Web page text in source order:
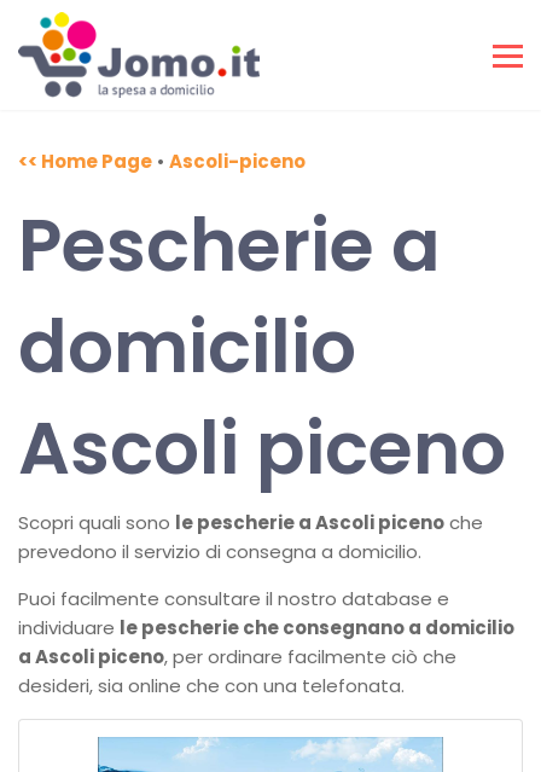
<< Home Page • Ascoli-piceno
Pescherie a
domicilio
Ascoli piceno
Scopri quali sono le pescherie a Ascoli picenoche
prevedono il servizio di consegna a domicilio.
Puoi facilmente consultare il nostro database e
individuare le pescherie che consegnano a domicilio
a Ascoli piceno, per ordinare facilmente ciò che
desideri, sia online che con una telefonata.